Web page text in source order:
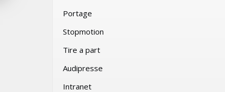
Portage
Stopmotion
Tire a part
Audipresse
Intranet